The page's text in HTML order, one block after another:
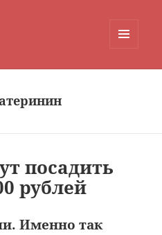
посадить
рублей
Именно так